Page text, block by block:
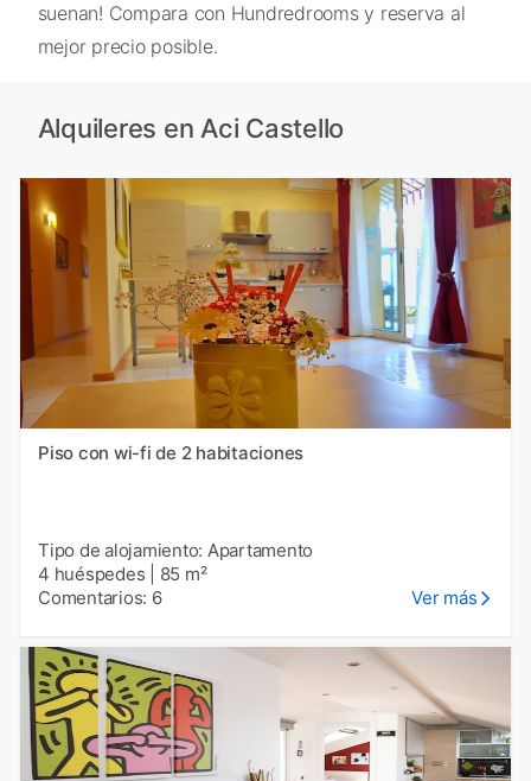
suenan! Compara con Hundredrooms y reserva al
mejor precio posible.
Alquileres en Aci Castello
Piso con wi-fi de 2 habitaciones
Tipo de alojamiento: Apartamento
4 huéspedes
85 m²
Comentarios: 6
Ver más